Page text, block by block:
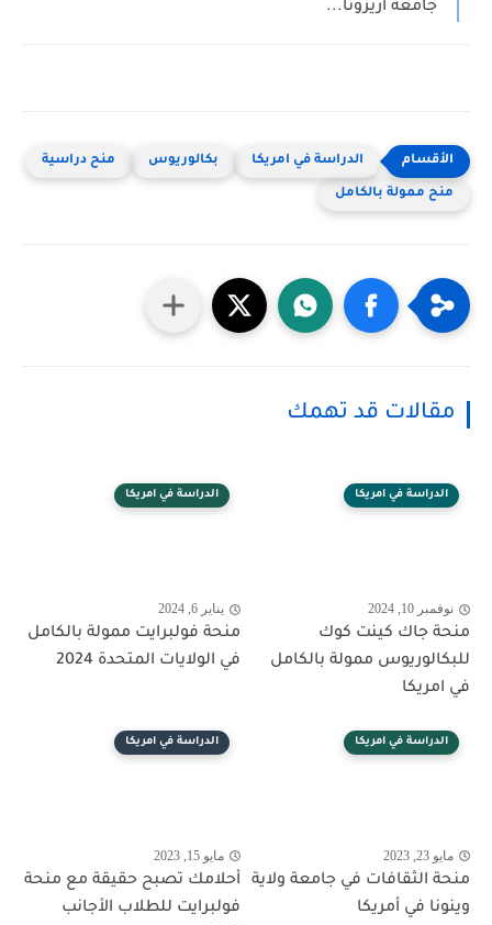
جامعة أريزونا...
الدراسة في امريكا بكالوريوس منح دراسية
منح ممولة بالكامل
مقالات قد تهمك
الدراسة في امريكا
نوفمبر 10, 2024
منحة جاك كينت كوك
للبكالوريوس ممولة بالكامل
في امريكا
الدراسة في امريكا
يناير 6, 2024
منحة فولبرايت ممولة بالكامل
في الولايات المتحدة 2024
الدراسة في امريكا
مايو 23, 2023
منحة الثقافات في جامعة ولاية
وينونا في أمريكا
الدراسة في امريكا
مايو 15, 2023
أحلامك تصبح حقيقة مع منحة
فولبرايت للطلاب الأجانب